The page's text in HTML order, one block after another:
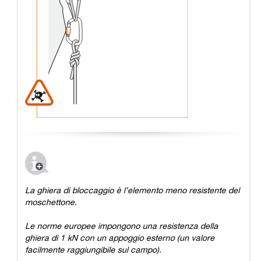
La ghiera di bloccaggio è l’elemento meno resistente del
moschettone.
Le norme europee impongono una resistenza della
ghiera di 1 kN con un appoggio esterno (un valore
facilmente raggiungibile sul campo).